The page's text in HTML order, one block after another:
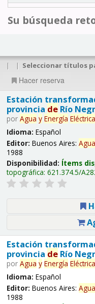
Su búsqueda
| | Seleccionar títulos
Hacer reserva
Estación
provincia deRío
por Agua y Energía
Idioma: Español
Editor: Buenos Aires: Agua
1988
Disponibilidad: Ítems
topográfica: 621.374.5/
Estación
provincia deRío
por Agua y Energía
Idioma: Español
Editor: Buenos Aires: Agua
1988